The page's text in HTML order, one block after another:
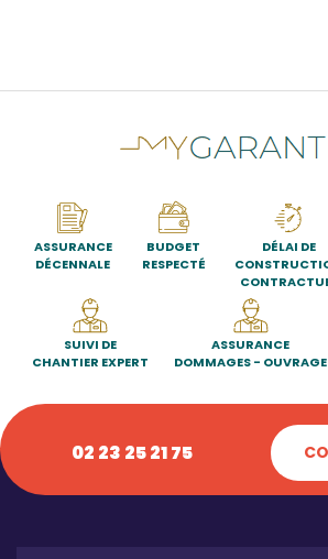
ASSURANCE
DÉCENNALE
BUDGET
RESPECTÉ
DÉLAI DE
SUIVI DE
CHANTIER EXPERT
ASSURANCE
DOMMAGES - OUVRAGE
02 23 25 21 75